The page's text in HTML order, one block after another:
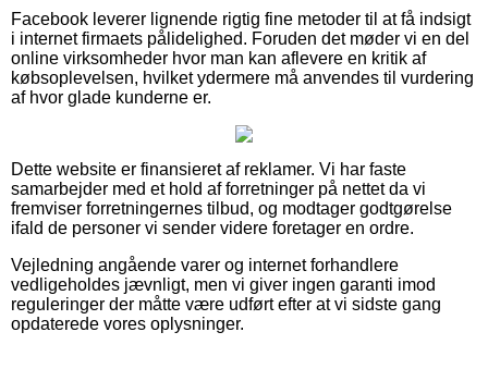
Facebook leverer lignende rigtig fine metoder til at få indsigt
i internet firmaets pålidelighed. Foruden det møder vi en del
online virksomheder hvor man kan aflevere en kritik af
købsoplevelsen, hvilket ydermere må anvendes til vurdering
af hvor glade kunderne er.
Dette website er finansieret af reklamer. Vi har faste
samarbejder med et hold af forretninger på nettet da vi
fremviser forretningernes tilbud, og modtager godtgørelse
ifald de personer vi sender videre foretager en ordre.
Vejledning angående varer og internet forhandlere
vedligeholdes jævnligt, men vi giver ingen garanti imod
reguleringer der måtte være udført efter at vi sidste gang
opdaterede vores oplysninger.